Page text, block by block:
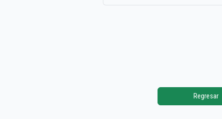
Regresar